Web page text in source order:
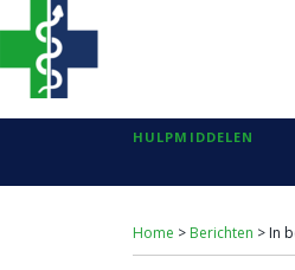
HULPMIDDELEN
Home > Berichten > In